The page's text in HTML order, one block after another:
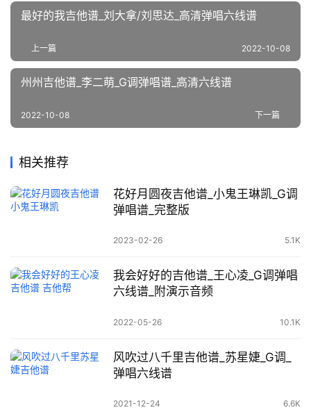
最好的我吉他谱_刘大拿/刘思达_高清弹唱六线谱
上一篇 2022-10-08
州州吉他谱_李二萌_G调弹唱谱_高清六线谱
下一篇
2022-10-08
相关推荐
花好月圆夜吉他谱_小鬼王琳凯_G调
弹唱谱_完整版
2023-02-26 5.1K
我会好好的吉他谱_王心凌_G调弹唱
六线谱_附演示音频
2022-05-26 10.1K
风吹过八千里吉他谱_苏星婕_G调_
弹唱六线谱
2021-12-24 6.6K